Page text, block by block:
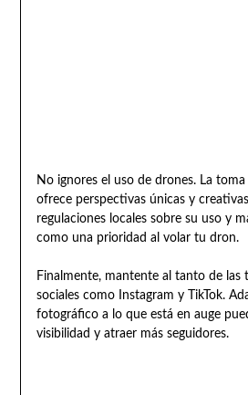
No ignores el uso de drones. La toma
ofrece perspectivas únicas y
regulaciones locales sobre su uso y
como una prioridad al volar tu dron.
Finalmente, mantente al tanto de las
sociales como Instagram y TikTok.
fotográfico a lo que está en auge
visibilidad y atraer más seguidores.